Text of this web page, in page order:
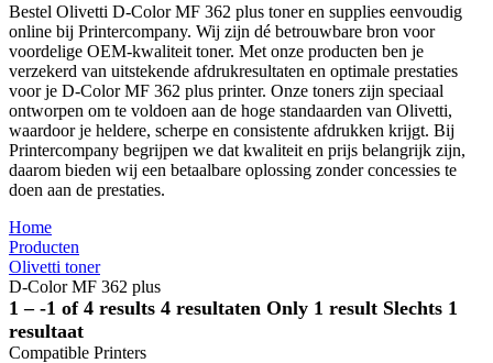
Bestel Olivetti D-Color MF 362 plus toner en supplies eenvoudig
online bij Printercompany. Wij zijn dé betrouwbare bron voor
voordelige OEM-kwaliteit toner. Met onze producten ben je
verzekerd van uitstekende afdrukresultaten en optimale prestaties
voor je D-Color MF 362 plus printer. Onze toners zijn speciaal
ontworpen om te voldoen aan de hoge standaarden van Olivetti,
waardoor je heldere, scherpe en consistente afdrukken krijgt. Bij
Printercompany begrijpen we dat kwaliteit en prijs belangrijk zijn,
daarom bieden wij een betaalbare oplossing zonder concessies te
doen aan de prestaties.
Home
Producten
Olivetti toner
D-Color MF 362 plus
1 – -1 of 4 results 4 resultaten Only 1 result Slechts 1
resultaat
Compatible Printers